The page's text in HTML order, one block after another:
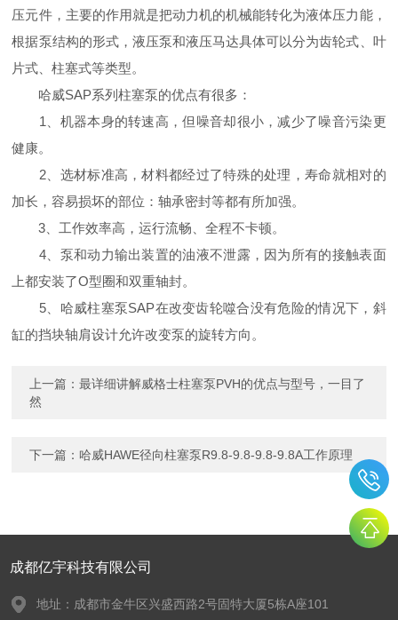
压元件，主要的作用就是把动力机的机械能转化为液体压力能，
根据泵结构的形式，液压泵和液压马达具体可以分为齿轮式、叶
片式、柱塞式等类型。
哈威SAP系列柱塞泵的优点有很多：
1、机器本身的转速高，但噪音却很小，减少了噪音污染更
健康。
2、选材标准高，材料都经过了特殊的处理，寿命就相对的
加长，容易损坏的部位：轴承密封等都有所加强。
3、工作效率高，运行流畅、全程不卡顿。
4、泵和动力输出装置的油液不泄露，因为所有的接触表面
上都安装了O型圈和双重轴封。
5、哈威柱塞泵SAP在改变齿轮噬合没有危险的情况下，斜
缸的挡块轴肩设计允许改变泵的旋转方向。
上一篇：最详细讲解威格士柱塞泵PVH的优点与型号，一目了
然
下一篇：哈威HAWE径向柱塞泵R9.8-9.8-9.8-9.8A工作原理
成都亿宇科技有限公司
地址：成都市金牛区兴盛西路2号固特大厦5栋A座101